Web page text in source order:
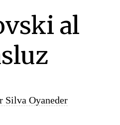
al
Silva Oyaneder